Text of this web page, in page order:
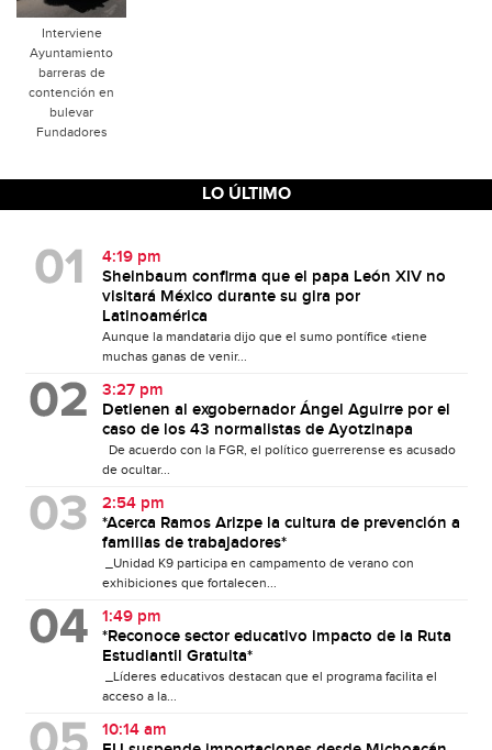
Interviene
Ayuntamiento
barreras de
contención en
bulevar
Fundadores
LO ÚLTIMO
4:19 pm
Sheinbaum confirma que el papa León XIV no
visitará México durante su gira por
Latinoamérica
Aunque la mandataria dijo que el sumo pontífice «tiene
muchas ganas de venir...
3:27 pm
Detienen al exgobernador Ángel Aguirre por el
caso de los 43 normalistas de Ayotzinapa
De acuerdo con la FGR, el político guerrerense es acusado
de ocultar...
2:54 pm
*Acerca Ramos Arizpe la cultura de prevención a
familias de trabajadores*
_Unidad K9 participa en campamento de verano con
exhibiciones que fortalecen...
1:49 pm
*Reconoce sector educativo impacto de la Ruta
Estudiantil Gratuita*
_Líderes educativos destacan que el programa facilita el
acceso a la...
10:14 am